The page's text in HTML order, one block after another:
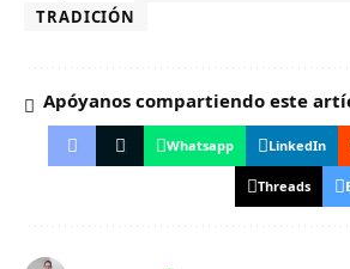
TRADICIÓN
Apóyanos compartiendo este
Whatsapp LinkedIn
Threads